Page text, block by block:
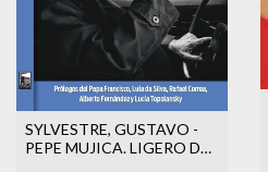
SYLVESTRE, GUSTAVO -
PEPE MUJICA. LIGERO DE